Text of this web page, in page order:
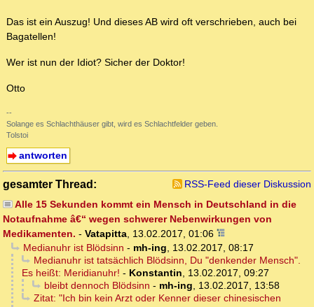
Das ist ein Auszug! Und dieses AB wird oft verschrieben, auch bei
Bagatellen!
Wer ist nun der Idiot? Sicher der Doktor!
Otto
--
Solange es Schlachthäuser gibt, wird es Schlachtfelder geben.
Tolstoi
antworten
gesamter Thread:
RSS-Feed dieser Diskussion
Alle 15 Sekunden kommt ein Mensch in Deutschland in die
Notaufnahme â€“ wegen schwerer Nebenwirkungen von
Medikamenten. - Vatapitta, 13.02.2017, 01:06
Medianuhr ist Blödsinn - mh-ing, 13.02.2017, 08:17
Medianuhr ist tatsächlich Blödsinn, Du "denkender Mensch".
Es heißt: Meridianuhr! - Konstantin, 13.02.2017, 09:27
bleibt dennoch Blödsinn - mh-ing, 13.02.2017, 13:58
Zitat: "Ich bin kein Arzt oder Kenner dieser chinesischen